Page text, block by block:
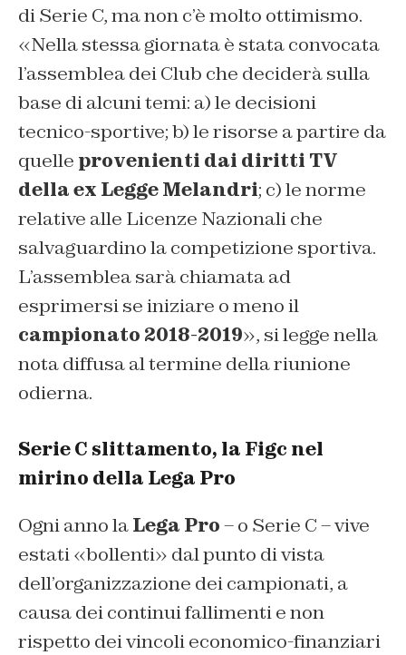
di Serie C, ma non c’è molto ottimismo.
«Nella stessa giornata è stata convocata
l’assemblea dei Club che deciderà sulla
base di alcuni temi: a) le decisioni
tecnico-sportive; b) le risorse a partire da
quelle provenienti dai diritti TV
della ex Legge Melandri; c) le norme
relative alle Licenze Nazionali che
salvaguardino la competizione sportiva.
L’assemblea sarà chiamata ad
esprimersi se iniziare o meno il
campionato 2018-2019», si legge nella
nota diffusa al termine della riunione
odierna.
Serie C slittamento, la Figc nel
mirino della Lega Pro
Ogni anno laLega Pro– o Serie C – vive
estati «bollenti» dal punto di vista
dell’organizzazione dei campionati, a
causa dei continui fallimenti e non
rispetto dei vincoli economico-finanziari